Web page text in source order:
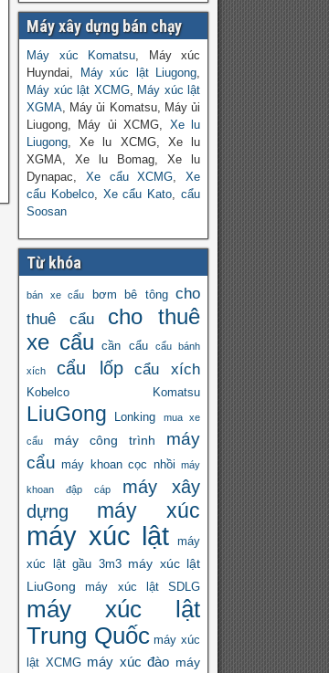
Máy xây dựng bán chạy
Máy xúc Komatsu, Máy xúc
Huyndai,
Máy xúc lật Liugong,
Máy xúc lật XCMG, Máy xúc lật
XGMA, Máy ủi Komatsu, Máy ủi
Liugong, Máy ủi XCMG, Xe lu
Liugong, Xe lu XCMG, Xe lu
XGMA, Xe lu Bomag, Xe lu
Dynapac, Xe cẩu XCMG, Xe
cẩu Kobelco, Xe cẩu Kato,cẩu
Soosan
Từ khóa
bán xe cẩu bơm bê tông
cho
thuê cẩu
cho thuê
xe cẩu
cần cẩu cẩu bánh
xích cẩu lốp cẩu xích
Kobelco Komatsu
LiuGong Lonking mua xe
cẩu máy công trình
máy
cẩu máy khoan cọc nhồi máy
khoan đập cáp
máy xây
dựng
máy xúc
máy xúc lật
máy
xúc lật gầu 3m3
máy xúc lật
LiuGong
máy xúc lật SDLG
máy xúc lật
Trung Quốc máy xúc
lật XCMG máy xúc đào máy